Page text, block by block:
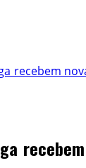
recebem